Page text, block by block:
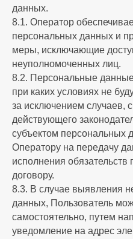
данных.
8.1. Оператор
персональных данных и
меры, исключающие
неуполномоченных лиц.
8.2. Персональные
при каких условиях не
за исключением случаев,
действующего
субъектом персональных
Оператору на передачу
исполнения
договору.
8.3. В случае выявления
данных, Пользователь
самостоятельно, путем
уведомление на адрес